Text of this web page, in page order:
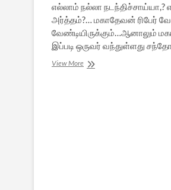
எல்லாம் நல்லா
அர்த்தம்?… மகாதேவன் ரிபேர்
வேண்டியிருக்கும்…ஆனாலும்
இப்படி ஒருவர் வந்துள்ளது
View Moreவேண்டும்